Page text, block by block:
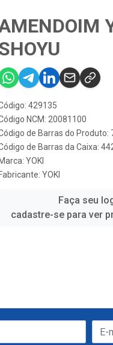
429135
NCM: 20081100
de Barras do Produto:
de Barras da Caixa:
Marca: YOKI
Fabricante: YOKI
Faça seu
cadastre-se para ver